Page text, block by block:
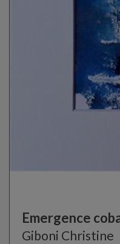
Emergence
Giboni Christine